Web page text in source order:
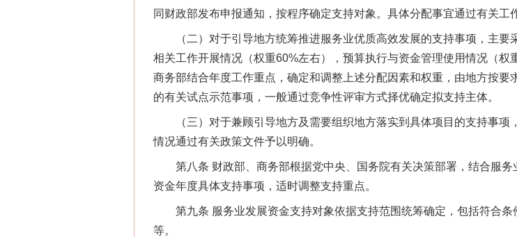
同财政部发布申报通知，按程序确定支持对象。具体分配事宜通过有关工
（二）对于引导地方统筹推进服务业优质高效发展的支持事项，主要
相关工作开展情况（权重60%左右），预算执行与资金管理使用情况（
商务部结合年度工作重点，确定和调整上述分配因素和权重，由地方按
的有关试点示范事项，一般通过竞争性评审方式择优确定拟支持主体。
（三）对于兼顾引导地方及需要组织地方落实到具体项目的支持事项
情况通过有关政策文件予以明确。
第八条 财政部、商务部根据党中央、国务院有关决策部署，结合服务
资金年度具体支持事项，适时调整支持重点。
第九条 服务业发展资金支持对象依据支持范围统筹确定，包括符合条
等。